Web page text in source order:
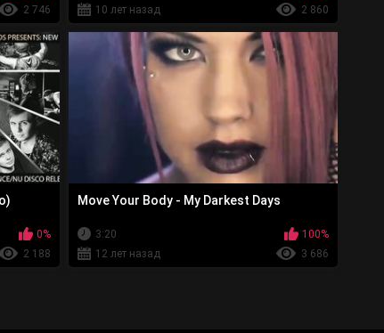
2 746
10 лет назад
2 860
0%
2 188
Move Your Body - My Darkest Days
3:20
100%
12 лет назад
3 686